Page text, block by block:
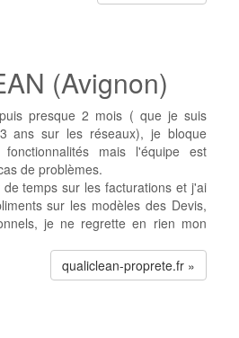
(Avignon)
presque 2 mois ( que je suis
ans sur les réseaux), je bloque
mais l'équipe est
de problèmes.
temps sur les facturations et j'ai
sur les modèles des Devis,
je ne regrette en rien mon
qualiclean-proprete.fr »